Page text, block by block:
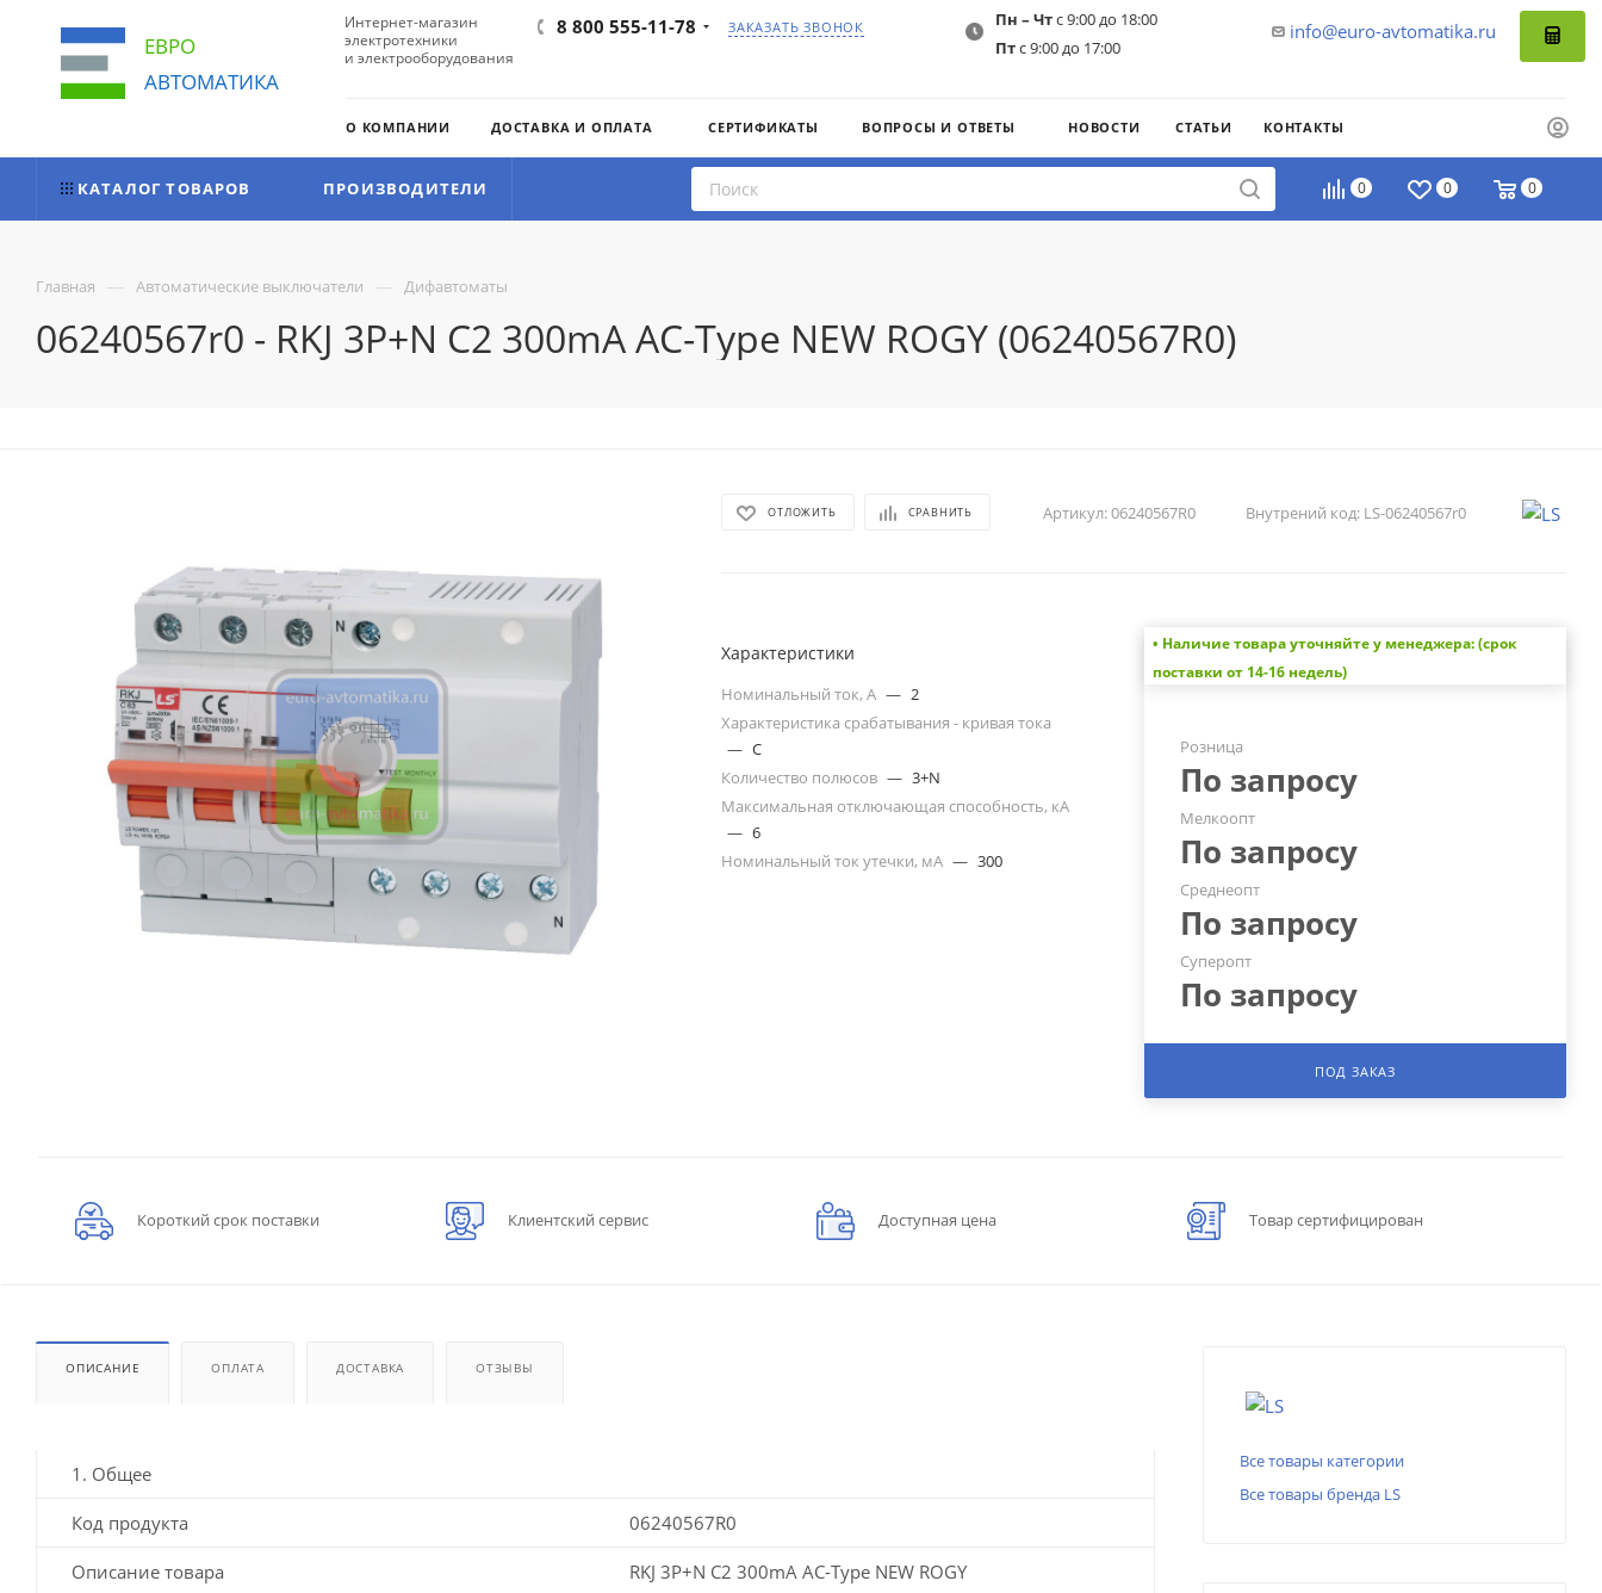
ЕВРО
АВТОМАТИКА
Интернет-магазин
электротехники
и электрооборудования
8 800 555-11-78 ЗАКАЗАТЬ ЗВОНОК info@euro-avtomatika.ru
Пн – Чтс 9:00 до 18:00
Птс 9:00 до 17:00
О КОМПАНИИ ДОСТАВКА И ОПЛАТА СЕРТИФИКАТЫ ВОПРОСЫ И ОТВЕТЫ НОВОСТИ СТАТЬИ КОНТАКТЫ
0 0 0
КАТАЛОГ ТОВАРОВ ПРОИЗВОДИТЕЛИ
Главная — Автоматические выключатели — Дифавтоматы
06240567r0 - RKJ 3P+N C2 300mA AC-Type NEW ROGY (06240567R0)
ОТЛОЖИТЬ СРАВНИТЬ Артикул:06240567R0 Внутрений код: LS-06240567r0
Характеристики
Номинальный ток, А — 2
Характеристика срабатывания - кривая тока
— C
Количество полюсов — 3+N
Максимальная отключающая способность, кА
— 6
Номинальный ток утечки, мА — 300
• Наличие товара уточняйте у менеджера: (срок
поставки от 14-16 недель)
Розница
По запросу
Мелкоопт
По запросу
Среднеопт
По запросу
Суперопт
По запросу
ПОД ЗАКАЗ
Короткий срок поставки Клиентский сервис Доступная цена Товар сертифицирован
ОПИСАНИЕ ОПЛАТА ДОСТАВКА ОТЗЫВЫ
1. Общее
Код продукта 06240567R0
Описание товара RKJ 3P+N C2 300mA AC-Type NEW ROGY
Все товары категории
Все товары бренда LS